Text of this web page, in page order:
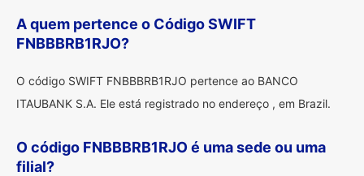
A quem pertence o Código SWIFT
FNBBBRB1RJO?
O código SWIFT FNBBBRB1RJO pertence ao BANCO
ITAUBANK S.A. Ele está registrado no endereço , em Brazil.
O código FNBBBRB1RJO é uma sede ou uma
filial?